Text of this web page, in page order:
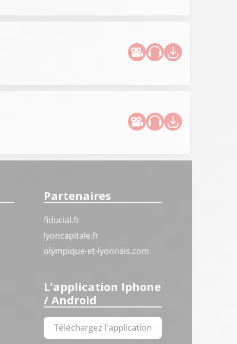
Partenaires
fiducial.fr
lyoncapitale.fr
olympique-et-lyonnais.com
L'application Iphone
/ Android
Téléchargez l'application